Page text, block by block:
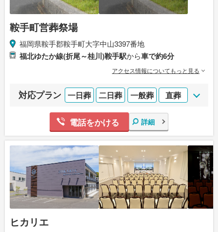
鞍手町営葬祭場
福岡県鞍手郡鞍手町大字中山3397番地
福北ゆたか線(折尾～桂川)鞍手駅から車で約6分
アクセス情報についてもっと見る
対応プラン 一日葬 二日葬 一般葬 直葬
電話をかける 詳細
ヒカリエ